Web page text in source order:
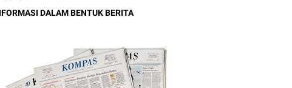
DALAM BENTUK BERITA